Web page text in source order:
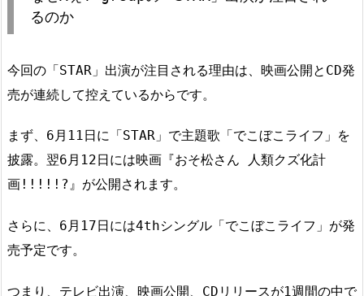
るのか
今回の「STAR」出演が注目される理由は、映画公開とCD発
売が連続して控えているからです。
まず、6月11日に「STAR」で主題歌「でこぼこライフ」を
披露。翌6月12日には映画『おそ松さん 人類クズ化計
画!!!!!?』が公開されます。
さらに、6月17日には4thシングル「でこぼこライフ」が発
売予定です。
つまり、テレビ出演、映画公開、CDリリースが1週間の中で